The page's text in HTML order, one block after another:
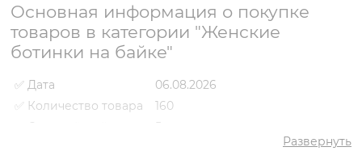
Основная информация о покупке
товаров в категории "Женские
ботинки на байке"
✅ Дата
06.08.2026
✅ Количество товара
160
✅ Средний рейтинг
5
Развернуть